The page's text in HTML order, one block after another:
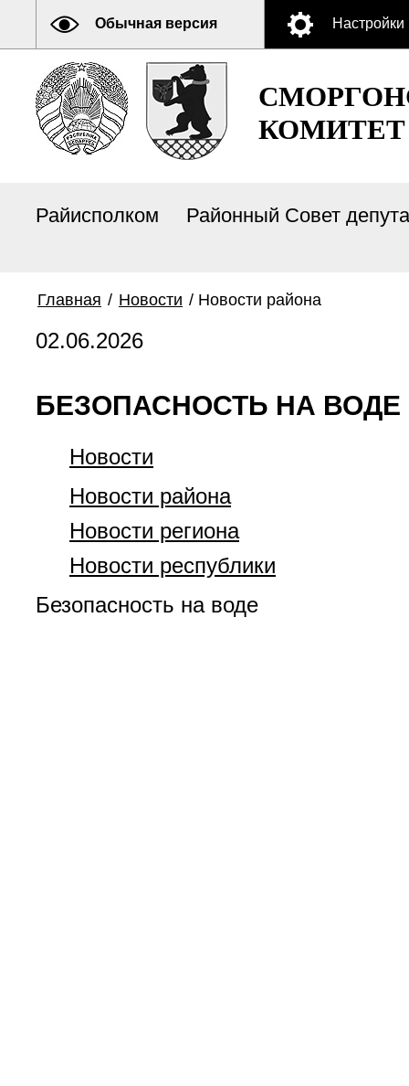
Обычная версия Настройки
КОМИТЕТ
Райисполком Районный Совет
Главная / Новости / Новости района
02.06.2026
БЕЗОПАСНОСТЬ НА ВОДЕ
Новости
Новости района
Новости региона
Новости республики
Безопасность на воде